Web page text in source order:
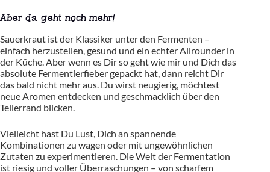
Aber da geht noch mehr!
Sauerkraut ist der Klassiker unter den Fermenten –
einfach herzustellen, gesund und ein echter Allrounder in
der Küche. Aber wenn es Dir so geht wie mir und Dich das
absolute Fermentierfieber gepackt hat, dann reicht Dir
das bald nicht mehr aus. Du wirst neugierig, möchtest
neue Aromen entdecken und geschmacklich über den
Tellerrand blicken.
Vielleicht hast Du Lust, Dich an spannende
Kombinationen zu wagen oder mit ungewöhnlichen
Zutaten zu experimentieren. Die Welt der Fermentation
ist riesig und voller Überraschungen – von scharfem